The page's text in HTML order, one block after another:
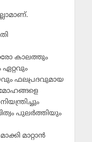
കാലത്തും
ഏറ്റവും
ഫലപ്രദവുമായ
മോഹങ്ങളെ
പുലര്‍ത്തിയും
മാറ്റാന്‍